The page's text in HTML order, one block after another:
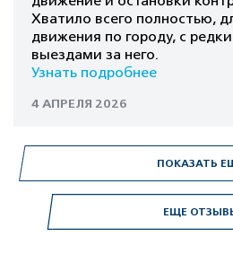
ЕЩЕ
Хватило всего полностью,
движения по городу, с
выездами за него.
Узнать подробнее
4 АПРЕЛЯ 2026
ПОКАЗАТЬ